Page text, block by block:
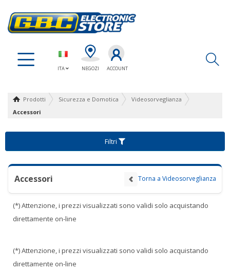
ITA NEGOZI ACCOUNT
Prodotti Sicurezza e Domotica
Videosorveglianza
Accessori
Filtri
Accessori Torna a Videosorveglianza
(*) Attenzione, i prezzi visualizzati sono validi solo acquistando
direttamente on-line
(*) Attenzione, i prezzi visualizzati sono validi solo acquistando
direttamente on-line